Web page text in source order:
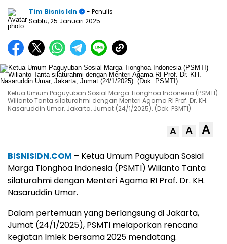
Tim Bisnis Idn
- Penulis
Sabtu, 25 Januari 2025
Ketua Umum Paguyuban Sosial Marga Tionghoa Indonesia (PSMTI)
Wilianto Tanta silaturahmi dengan Menteri Agama RI Prof. Dr. KH.
Nasaruddin Umar, Jakarta, Jumat (24/1/2025). (Dok. PSMTI)
A A A
BISNISIDN.COM – Ketua Umum Paguyuban Sosial
Marga Tionghoa Indonesia (PSMTI) Wilianto Tanta
silaturahmi dengan Menteri Agama RI Prof. Dr. KH.
Nasaruddin Umar.
Dalam pertemuan yang berlangsung di Jakarta,
Jumat (24/1/2025), PSMTI melaporkan rencana
kegiatan Imlek bersama 2025 mendatang.